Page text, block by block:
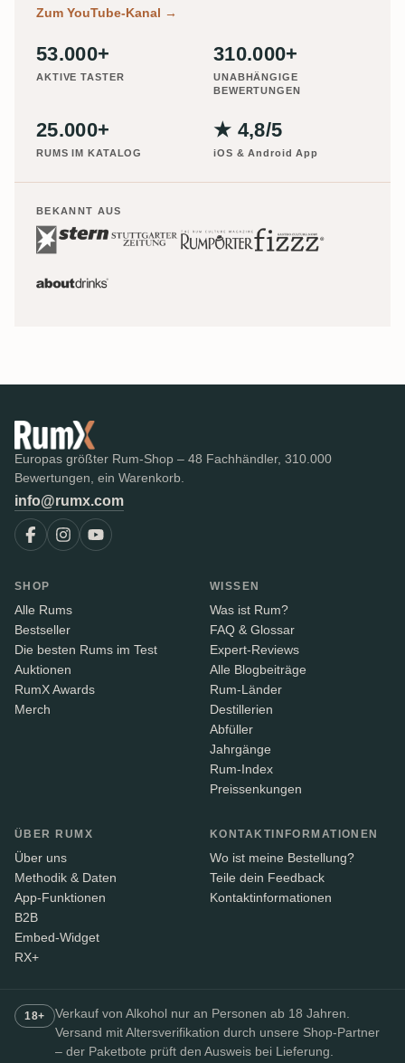
Zum YouTube-Kanal →
53.000+
AKTIVE TASTER
310.000+
UNABHÄNGIGE
BEWERTUNGEN
25.000+
RUMS IM KATALOG
★ 4,8/5
iOS & Android App
BEKANNT AUS
Europas größter Rum-Shop – 48 Fachhändler, 310.000
Bewertungen, ein Warenkorb.
info@rumx.com
SHOP
Alle Rums
Bestseller
Die besten Rums im Test
Auktionen
RumX Awards
Merch
WISSEN
Was ist Rum?
FAQ & Glossar
Expert-Reviews
Alle Blogbeiträge
Rum-Länder
Destillerien
Abfüller
Jahrgänge
Rum-Index
Preissenkungen
ÜBER RUMX
Über uns
Methodik & Daten
App-Funktionen
B2B
Embed-Widget
RX+
KONTAKTINFORMATIONEN
Wo ist meine Bestellung?
Teile dein Feedback
Kontaktinformationen
18+
Verkauf von Alkohol nur an Personen ab 18 Jahren.
Versand mit Altersverifikation durch unsere Shop-Partner
– der Paketbote prüft den Ausweis bei Lieferung.